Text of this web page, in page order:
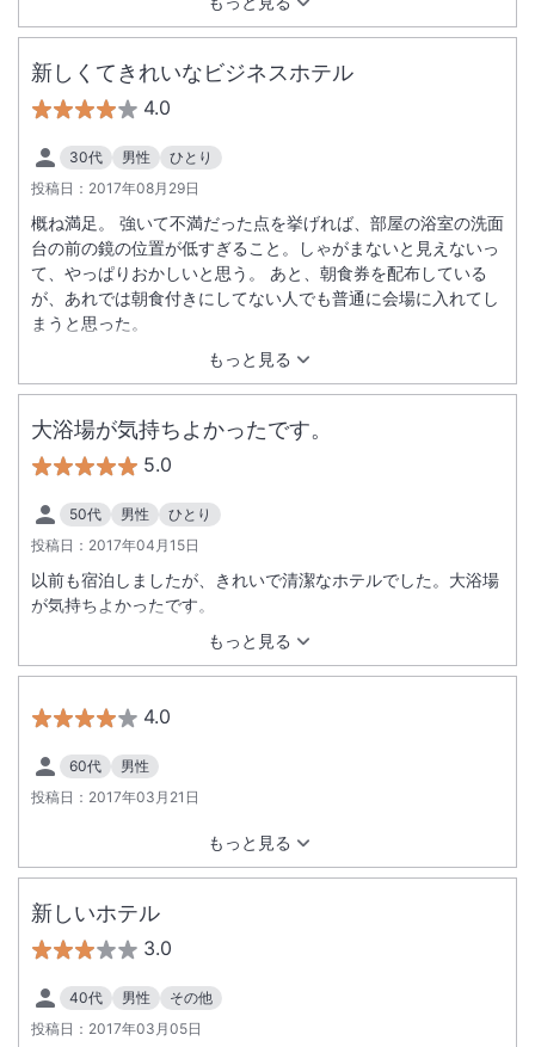
新しくてきれいなビジネスホテル
4.0
30代 男性
ひとり
投稿日： 2017年08月29日
もっと見る
概ね満足。 強いて不満だった点を挙げれば、部屋の浴室の洗面
台の前の鏡の位置が低すぎること。しゃがまないと見えないっ
て、やっぱりおかしいと思う。 あと、朝食券を配布している
が、あれでは朝食付きにしてない人でも普通に会場に入れてし
まうと思った。
大浴場が気持ちよかったです。
5.0
50代 男性
ひとり
投稿日： 2017年04月15日
もっと見る
以前も宿泊しましたが、きれいで清潔なホテルでした。大浴場
が気持ちよかったです。
4.0
60代
男性
投稿日： 2017年03月21日
もっと見る
新しいホテル
3.0
40代 男性
その他
投稿日： 2017年03月05日